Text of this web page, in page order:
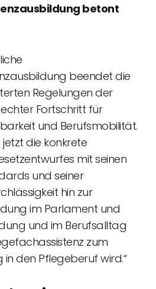
betont
beendet die
Regelungen der
Fortschritt für
und Berufsmobilität.
die konkrete
mit seinen
und seiner
hin zur
im Parlament und
und im Berufsalltag
zum
in den Pflegeberuf wird.“